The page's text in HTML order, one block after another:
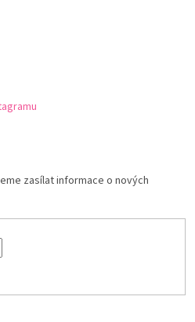
zasílat informace o nových